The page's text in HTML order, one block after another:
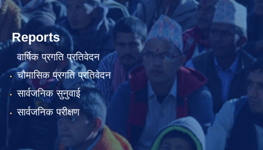
Reports
वार्षिक प्रगति प्रतिवेदन
चौमासिक प्रगति प्रतिवेदन
सार्वजनिक सुनुवाई
सार्वजनिक परीक्षण